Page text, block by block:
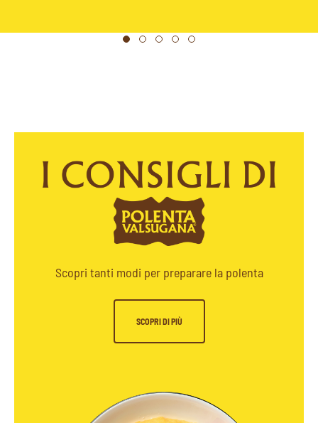
Scopri tanti modi per preparare la polenta
SCOPRI DI PIÙ